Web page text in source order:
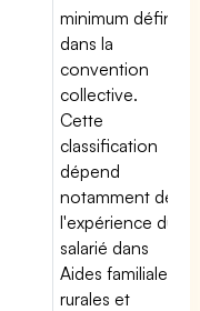
minimum défini
dans la
convention
collective.
Cette
classification
dépend
notamment de
l'expérience du
salarié dans
Aides familiales
rurales et